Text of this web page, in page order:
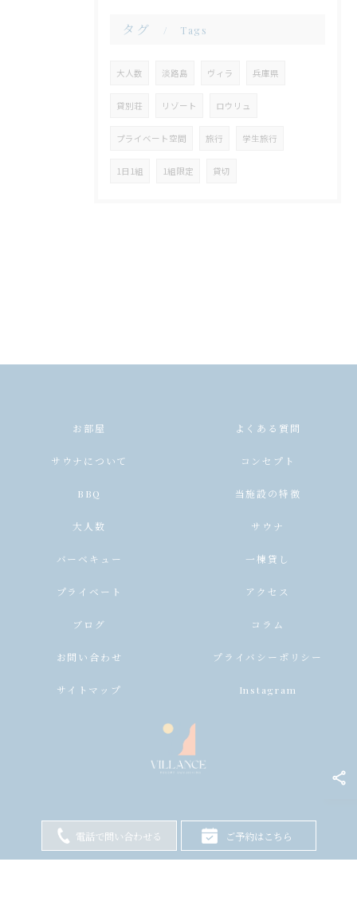
タグ Tags
大人数 淡路島 ヴィラ 兵庫県
貸別荘 リゾート ロウリュ
プライベート空間 旅行 学生旅行
1日1組 1組限定 貸切
電話で問い合わせる ご予約はこちら
お部屋 よくある質問
サウナについて コンセプト
BBQ 当施設の特徴
大人数 サウナ
バーベキュー 一棟貸し
プライベート アクセス
ブログ コラム
お問い合わせ プライバシーポリシー
サイトマップ Instagram
© 2026 兵庫県淡路島のヴィラならヴィランス淡路島 ALL RIGHTS RESERVED.